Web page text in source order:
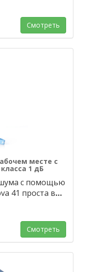
Смотреть
месте с
1 дБ
с помощью
41 проста в…
Смотреть